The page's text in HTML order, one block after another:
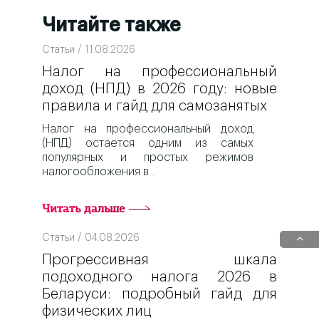
Читайте также
Статьи / 11.08.2026
Налог на профессиональный
доход (НПД) в 2026 году: новые
правила и гайд для самозанятых
Налог на профессиональный доход
(НПД) остается одним из самых
популярных и простых режимов
налогообложения в
Читать дальше
Статьи / 04.08.2026
Прогрессивная шкала
подоходного налога 2026 в
Беларуси: подробный гайд для
физических лиц